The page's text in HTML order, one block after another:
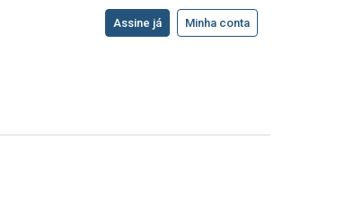
Assine já Minha conta